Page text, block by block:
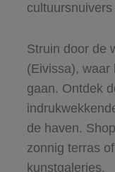
Struin door de
(Eivissa), waar
gaan. Ontdek
de haven.
zonnig terras
kunstgaleries.